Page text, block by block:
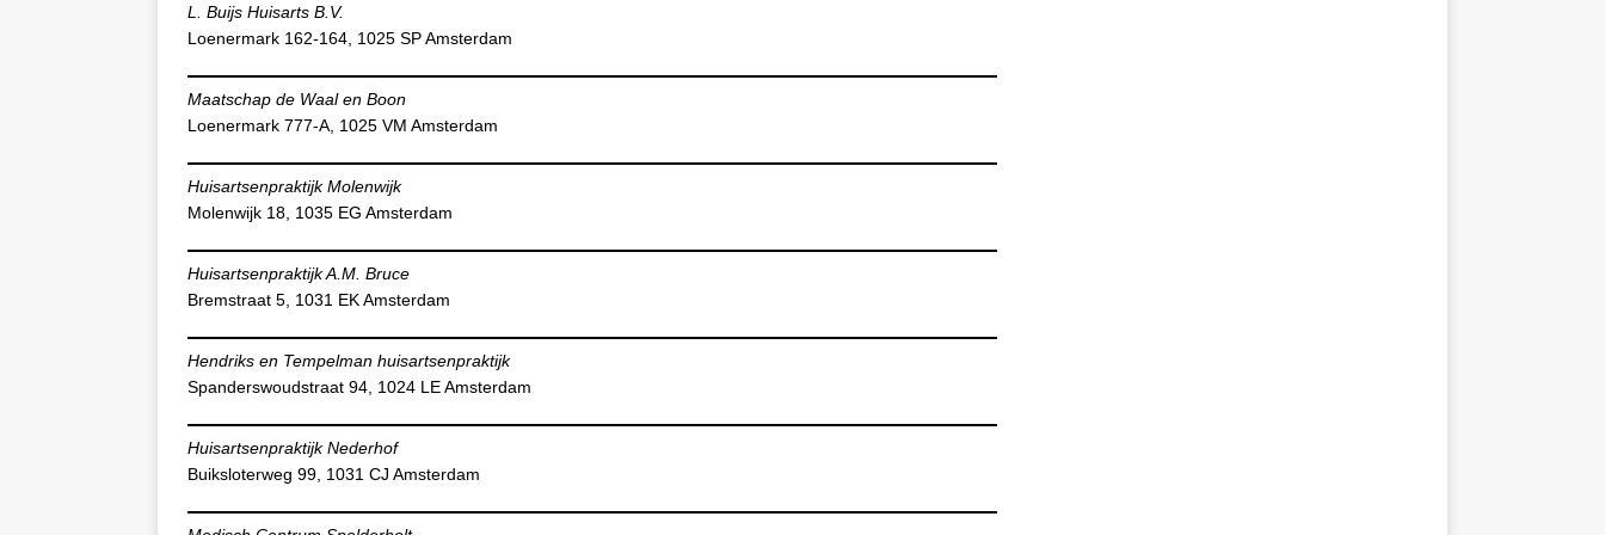
L. Buijs Huisarts B.V.
Loenermark 162-164, 1025 SP Amsterdam
Maatschap de Waal en Boon
Loenermark 777-A, 1025 VM Amsterdam
Huisartsenpraktijk Molenwijk
Molenwijk 18, 1035 EG Amsterdam
Huisartsenpraktijk A.M. Bruce
Bremstraat 5, 1031 EK Amsterdam
Hendriks en Tempelman huisartsenpraktijk
Spanderswoudstraat 94, 1024 LE Amsterdam
Huisartsenpraktijk Nederhof
Buiksloterweg 99, 1031 CJ Amsterdam